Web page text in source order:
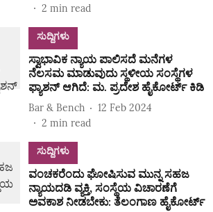
2 min read
ಸುದ್ದಿಗಳು
ಸ್ವಾಭಾವಿಕ ನ್ಯಾಯ ಪಾಲಿಸದೆ ಮನೆಗಳ
ನೆಲಸಮ ಮಾಡುವುದು ಸ್ಥಳೀಯ ಸಂಸ್ಥೆಗಳ
ಫ್ಯಾಶನ್ ಆಗಿದೆ: ಮ. ಪ್ರದೇಶ ಹೈಕೋರ್ಟ್ ಕಿಡಿ
Bar & Bench
12 Feb 2024
2 min read
ಸುದ್ದಿಗಳು
ವಂಚಕರೆಂದು ಘೋಷಿಸುವ ಮುನ್ನ ಸಹಜ
ನ್ಯಾಯದಡಿ ವ್ಯಕ್ತಿ, ಸಂಸ್ಥೆಯ ವಿಚಾರಣೆಗೆ
ಅವಕಾಶ ನೀಡಬೇಕು: ತೆಲಂಗಾಣ ಹೈಕೋರ್ಟ್